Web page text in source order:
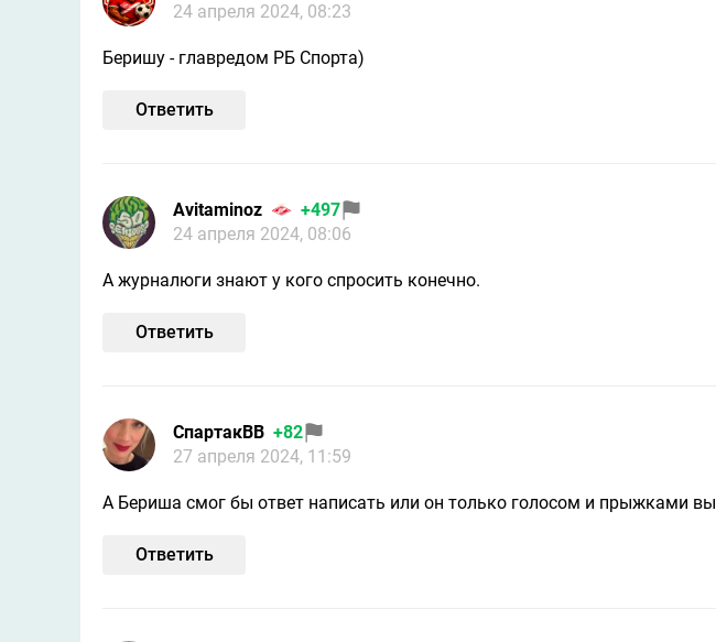
24 апреля 2024, 08:23
Беришу - главредом РБ Спорта)
Ответить
Avitaminoz
+497
24 апреля 2024, 08:06
А журналюги знают у кого спросить конечно.
Ответить
СпартакВВ +82
27 апреля 2024, 11:59
А Бериша смог бы ответ написать или он только голосом и прыжками
Ответить